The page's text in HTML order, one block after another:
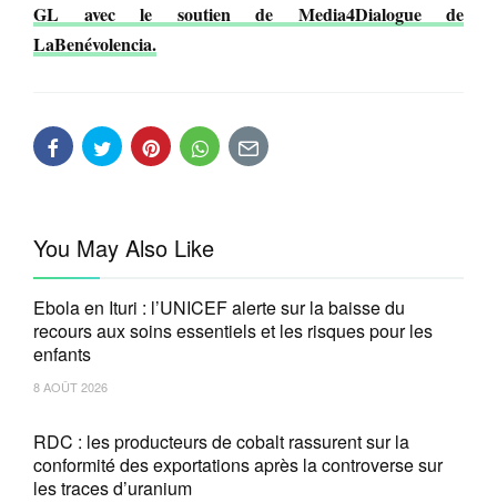
GL avec le soutien de Media4Dialogue de
LaBenévolencia.
You May Also Like
Ebola en Ituri : l’UNICEF alerte sur la baisse du
recours aux soins essentiels et les risques pour les
enfants
8 AOÛT 2026
RDC : les producteurs de cobalt rassurent sur la
conformité des exportations après la controverse sur
les traces d’uranium